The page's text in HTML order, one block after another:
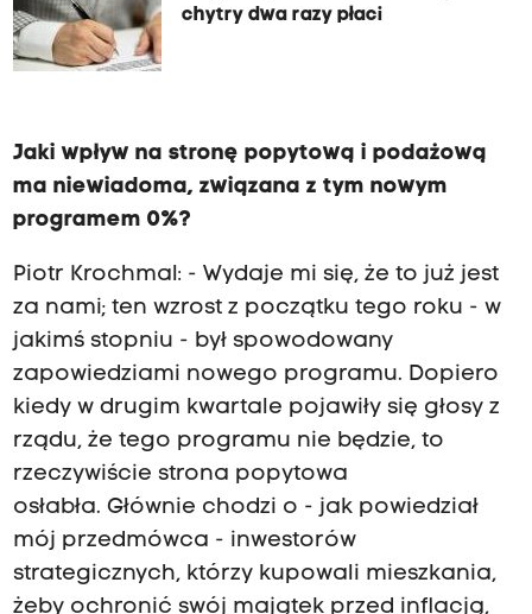
chytry dwa razy płaci
Jaki wpływ na stronę popytową i podażową
ma niewiadoma, związana z tym nowym
programem 0%?
Piotr Krochmal: - Wydaje mi się, że to już jest
za nami; ten wzrost z początku tego roku - w
jakimś stopniu - był spowodowany
zapowiedziami nowego programu. Dopiero
kiedy w drugim kwartale pojawiły się głosy z
rządu, że tego programu nie będzie, to
rzeczywiście strona popytowa
osłabła. Głównie chodzi o - jak powiedział
mój przedmówca - inwestorów
strategicznych, którzy kupowali mieszkania,
żeby ochronić swój majątek przed inflacją,